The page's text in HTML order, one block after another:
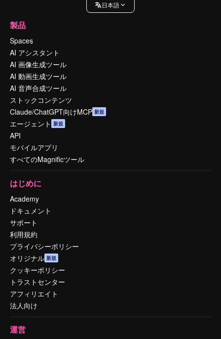
日本語
製品
Spaces
AI アシスタント
AI 画像生成ツール
AI 動画生成ツール
AI 音声合成ツール
ストックコンテンツ
Claude/ChatGPT向けMCP 新規
エージェント 新規
API
モバイルアプリ
すべてのMagnificツール
はじめに
Academy
ドキュメント
サポート
利用規約
プライバシーポリシー
オリジナル 新規
クッキーポリシー
トラストセンター
アフィリエイト
法人向け
運営